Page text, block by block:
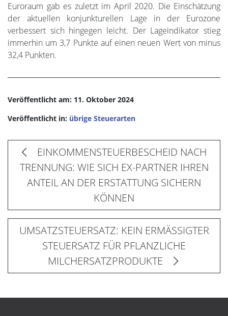
Euroraum gab es zuletzt im April 2020. Die Einschätzung
der aktuellen konjunkturellen Lage in der Eurozone
verbessert sich hingegen leicht. Der Lageindikator stieg
immerhin um 3,7 Punkte auf einen neuen Wert von minus
32,4 Punkten.
Veröffentlicht am: 11. Oktober 2024
Veröffentlicht in: übrige Steuerarten
EINKOMMENSTEUERBESCHEID NACH
TRENNUNG: WIE SICH EX-PARTNER IHREN
ANTEIL AN DER ERSTATTUNG SICHERN
KÖNNEN
UMSATZSTEUERSATZ: KEIN ERMÄSSIGTER
STEUERSATZ FÜR PFLANZLICHE
MILCHERSATZPRODUKTE